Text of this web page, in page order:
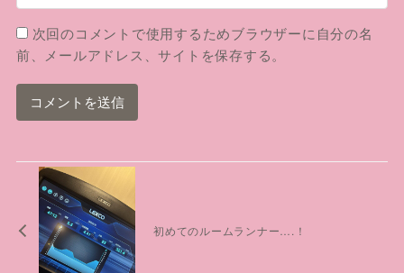
次回のコメントで使用するためブラウザーに自分の名
前、メールアドレス、サイトを保存する。
初めてのルームランナー….！